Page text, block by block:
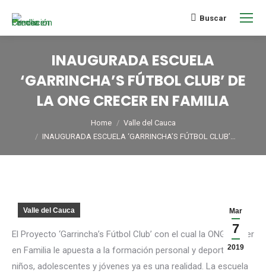
Buscar
INAUGURADA ESCUELA
‘GARRINCHA’S FÚTBOL CLUB’ DE
LA ONG CRECER EN FAMILIA
Home
Valle del Cauca
INAUGURADA ESCUELA ‘GARRINCHA’S FÚTBOL CLUB’…
Mar
7
2019
Valle del Cauca
El Proyecto ‘Garrincha’s Fútbol Club’ con el cual la ONG Crecer
en Familia le apuesta a la formación personal y deportiva de
niños, adolescentes y jóvenes ya es una realidad. La escuela